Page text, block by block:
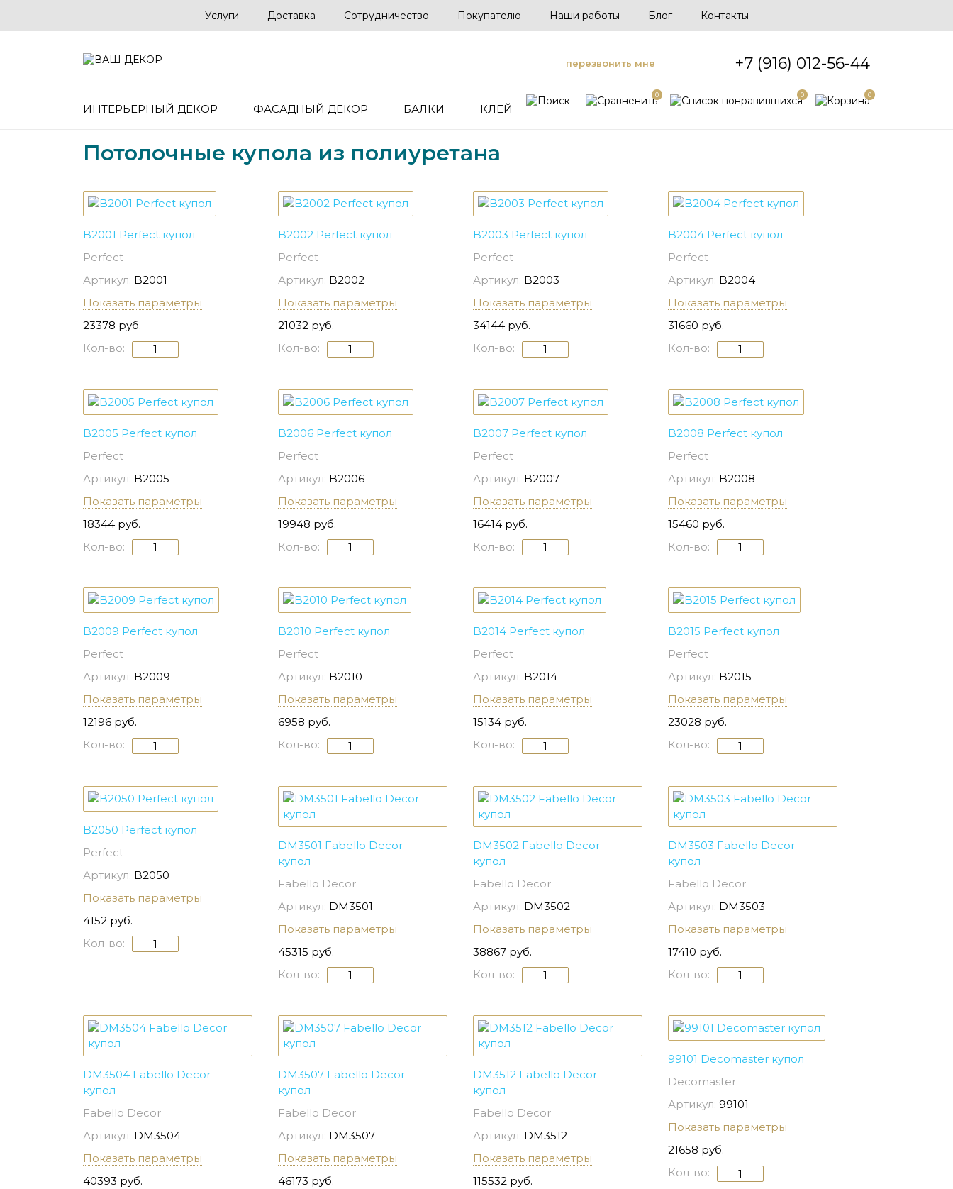
Услуги Доставка Сотрудничество Покупателю Наши работы Блог Контакты
перезвонить мне +7 (916) 012-56-44
ИНТЕРЬЕРНЫЙ ДЕКОР ФАСАДНЫЙ ДЕКОР БАЛКИ КЛЕЙ
0 0 0
Потолочные купола из полиуретана
B2001 Perfect купол
Perfect
Артикул: B2001
Показать параметры
23378 руб.
Кол-во:
B2002 Perfect купол
Perfect
Артикул: B2002
Показать параметры
21032 руб.
Кол-во:
B2003 Perfect купол
Perfect
Артикул: B2003
Показать параметры
34144 руб.
Кол-во:
B2004 Perfect купол
Perfect
Артикул: B2004
Показать параметры
31660 руб.
Кол-во:
B2005 Perfect купол
Perfect
Артикул: B2005
Показать параметры
18344 руб.
Кол-во:
B2006 Perfect купол
Perfect
Артикул: B2006
Показать параметры
19948 руб.
Кол-во:
B2007 Perfect купол
Perfect
Артикул: B2007
Показать параметры
16414 руб.
Кол-во:
B2008 Perfect купол
Perfect
Артикул: B2008
Показать параметры
15460 руб.
Кол-во:
B2009 Perfect купол
Perfect
Артикул: B2009
Показать параметры
12196 руб.
Кол-во:
B2010 Perfect купол
Perfect
Артикул: B2010
Показать параметры
6958 руб.
Кол-во:
B2014 Perfect купол
Perfect
Артикул: B2014
Показать параметры
15134 руб.
Кол-во:
B2015 Perfect купол
Perfect
Артикул: B2015
Показать параметры
23028 руб.
Кол-во:
B2050 Perfect купол
Perfect
Артикул: B2050
Показать параметры
4152 руб.
Кол-во:
DM3501 Fabello Decor
купол
Fabello Decor
Артикул: DM3501
Показать параметры
45315 руб.
Кол-во:
DM3502 Fabello Decor
купол
Fabello Decor
Артикул: DM3502
Показать параметры
38867 руб.
Кол-во:
DM3503 Fabello Decor
купол
Fabello Decor
Артикул: DM3503
Показать параметры
17410 руб.
Кол-во:
DM3504 Fabello Decor
купол
Fabello Decor
Артикул: DM3504
Показать параметры
40393 руб.
DM3507 Fabello Decor
купол
Fabello Decor
Артикул: DM3507
Показать параметры
46173 руб.
DM3512 Fabello Decor
купол
Fabello Decor
Артикул: DM3512
Показать параметры
115532 руб.
99101 Decomaster купол
Decomaster
Артикул: 99101
Показать параметры
21658 руб.
Кол-во: